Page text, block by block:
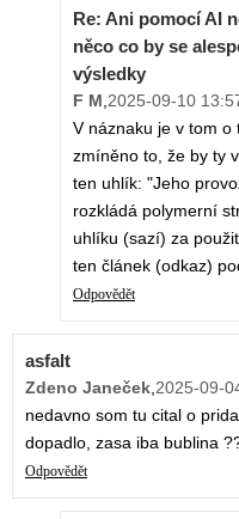
Re: Ani pomocí AI
něco co by se
výsledky
F M 2025-09-10
V náznaku je v tom o
zmíněno to, že by ty
ten uhlík: "Jeho
rozkládá polymerní
uhlíku (sazí) za
ten článek (odkaz)
Odpovědět
asfalt
Zdeno Janeček 2025-09-
nedavno som tu cital o
dopadlo, zasa iba bublina
Odpovědět